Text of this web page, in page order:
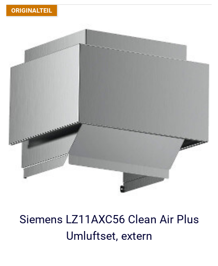
Siemens LZ11AXC56 Clean Air Plus
Umluftset, extern